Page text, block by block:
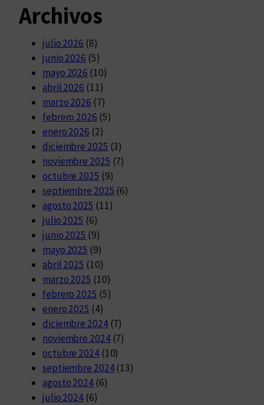
Archivos
julio 2026 (8)
junio 2026 (5)
mayo 2026 (10)
abril 2026 (11)
marzo 2026 (7)
febrero 2026 (5)
enero 2026 (2)
diciembre 2025 (3)
noviembre 2025 (7)
octubre 2025 (9)
septiembre 2025 (6)
agosto 2025 (11)
julio 2025 (6)
junio 2025 (9)
mayo 2025 (9)
abril 2025 (10)
marzo 2025 (10)
febrero 2025 (5)
enero 2025 (4)
diciembre 2024(7)
noviembre 2024(7)
octubre 2024(10)
septiembre 2024(13)
agosto 2024(6)
julio 2024 (6)